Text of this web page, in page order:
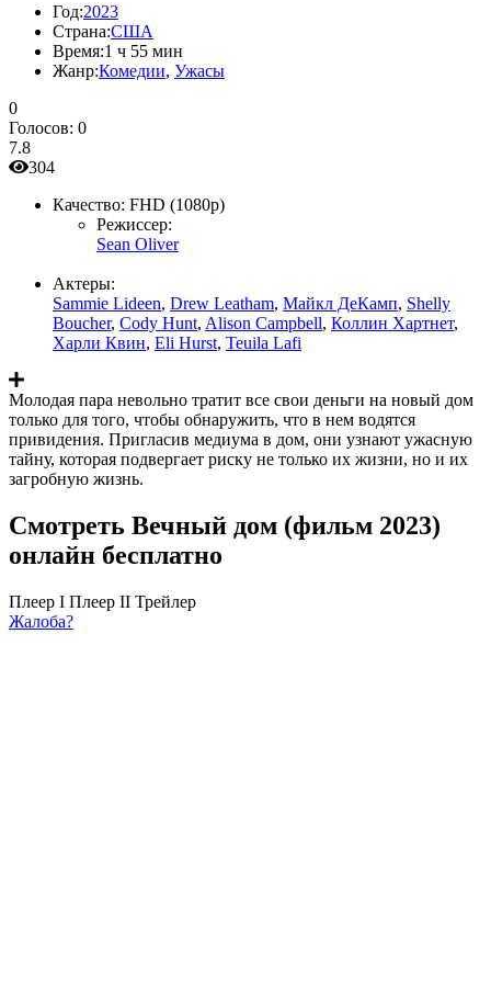
Год:2023
Страна:США
Время:1 ч 55 мин
Жанр:Комедии, Ужасы
0
Голосов: 0
7.8
304
Качество: FHD (1080p)
Режиссер:
Sean Oliver
Актеры:
Sammie Lideen, Drew Leatham, Майкл ДеКамп, Shelly
Boucher, Cody Hunt, Alison Campbell, Коллин Хартнет,
Харли Квин, Eli Hurst, Teuila Lafi
Молодая пара невольно тратит все свои деньги на новый дом
только для того, чтобы обнаружить, что в нем водятся
привидения. Пригласив медиума в дом, они узнают ужасную
тайну, которая подвергает риску не только их жизни, но и их
загробную жизнь.
Смотреть Вечный дом (фильм 2023)
онлайн бесплатно
Плеер I Плеер II Трейлер
Жалоба?